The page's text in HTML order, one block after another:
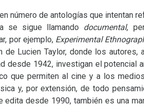
número de antologías que intentan
se sigue llamando documental,
por ejemplo, Experimental
de Lucien Taylor, donde los autores,
desde 1942, investigan el potencial
que permiten al cine y a los
y, por extensión, de todo
edita desde 1990, también es una